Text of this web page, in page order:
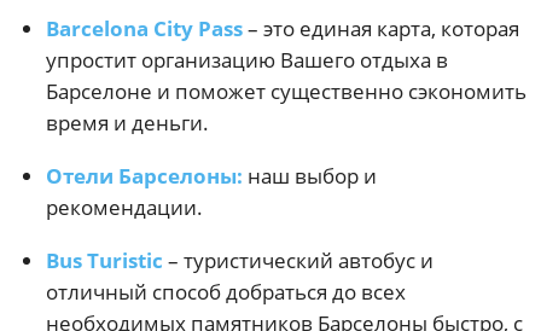
Barcelona City Pass– это единая карта, которая
упростит организацию Вашего отдыха в
Барселоне и поможет существенно сэкономить
время и деньги.
Отели Барселоны: наш выбор и
рекомендации.
Bus Turistic – туристический автобус и
отличный способ добраться до всех
необходимых памятников Барселоны быстро, с